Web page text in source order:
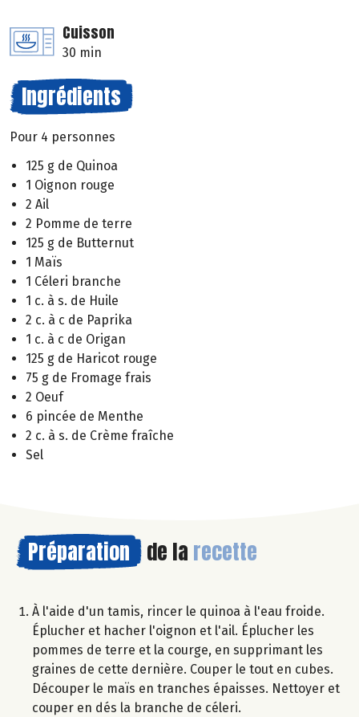
Cuisson
30 min
Ingrédients
Pour 4 personnes
125 g de Quinoa
1 Oignon rouge
2 Ail
2 Pomme de terre
125 g de Butternut
1 Maïs
1 Céleri branche
1 c. à s. de Huile
2 c. à c de Paprika
1 c. à c de Origan
125 g de Haricot rouge
75 g de Fromage frais
2 Oeuf
6 pincée de Menthe
2 c. à s. de Crème fraîche
Sel
Préparation de la recette
À l'aide d'un tamis, rincer le quinoa à l'eau froide.
Éplucher et hacher l'oignon et l'ail. Éplucher les
pommes de terre et la courge, en supprimant les
graines de cette dernière. Couper le tout en cubes.
Découper le maïs en tranches épaisses. Nettoyer et
couper en dés la branche de céleri.